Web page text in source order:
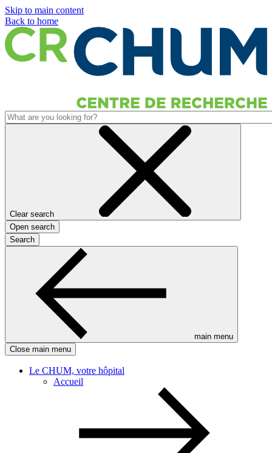
Skip to main content
Back to home
Clear search
Open search
Search
main menu
Close main menu
Le CHUM, votre hôpital
Accueil